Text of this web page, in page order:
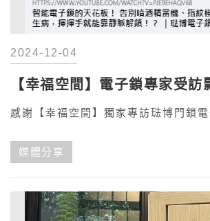
2024-12-04
【幸福空間】電子鎖專家受訪
感謝【幸福空間】獨家專訪琺博門鎖電
媒體分享